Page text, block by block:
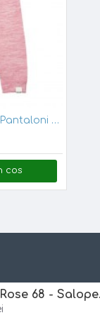
din bambus
reflecte cat mai
Dusky Orchid 60 - Pantaloni din lana merinos si bambus
cos
Veiled